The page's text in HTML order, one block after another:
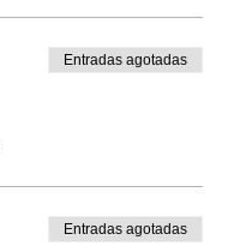
Entradas agotadas
Entradas agotadas